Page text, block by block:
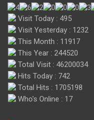
Visit Today : 495
Visit Yesterday : 1232
This Month : 11917
This Year : 244520
Total Visit : 46200034
Hits Today : 742
Total Hits : 1705198
Who's Online : 17